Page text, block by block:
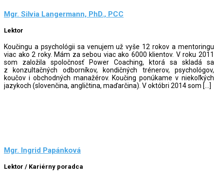
Mgr. Silvia Langermann, PhD., PCC
Lektor
Koučingu a psychológii sa venujem už vyše 12 rokov a mentoringu
viac ako 2 roky. Mám za sebou viac ako 6000 klientov. V roku 2011
som založila spoločnosť Power Coaching, ktorá sa skladá sa
z konzultačných odborníkov, kondičných trénerov, psychológov,
koučov i obchodných manažérov. Koučing ponúkame v niekoľkých
jazykoch (slovenčina, angličtina, maďarčina). V októbri 2014 som […]
Mgr. Ingrid Papánková
Lektor / Kariérny poradca